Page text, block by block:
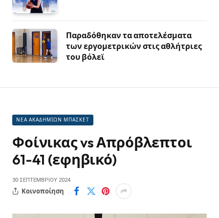
Παραδόθηκαν τα αποτελέσματα
των εργομετρικών στις αθλήτριες
του βόλεϊ
ΝΕΑ ΑΚΑΔΗΜΙΩΝ ΜΠΑΣΚΕΤ
Φοίνικας vs Απρόβλεπτοι
61-41 (εφηβικό)
30 ΣΕΠΤΕΜΒΡΊΟΥ 2024
Κοινοποίηση